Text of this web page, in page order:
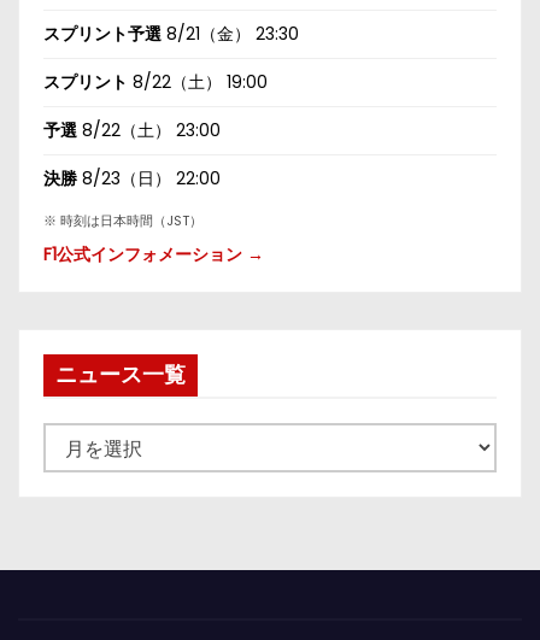
スプリント予選 8/21（金） 23:30
スプリント 8/22（土） 19:00
予選 8/22（土） 23:00
決勝 8/23（日） 22:00
※ 時刻は日本時間（JST）
F1公式インフォメーション →
ニュース一覧
ュ
一